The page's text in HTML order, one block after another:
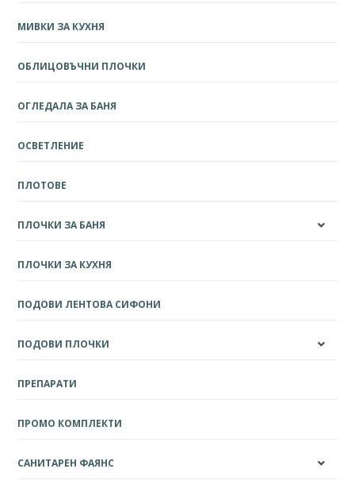
МИВКИ ЗА КУХНЯ
ОБЛИЦОВЪЧНИ ПЛОЧКИ
ОГЛЕДАЛА ЗА БАНЯ
ОСВЕТЛЕНИЕ
ПЛОТОВЕ
ПЛОЧКИ ЗА БАНЯ
ПЛОЧКИ ЗА КУХНЯ
ПОДОВИ ЛЕНТОВА СИФОНИ
ПОДОВИ ПЛОЧКИ
ПРЕПАРАТИ
ПРОМО КОМПЛЕКТИ
САНИТАРЕН ФАЯНС